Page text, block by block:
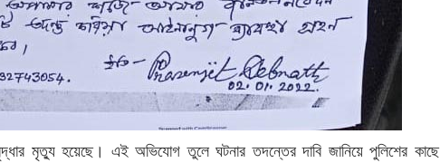
মৃত্যু হয়েছে। এই অভিযোগ তুলে ঘটনার তদন্তের দাবি জানিয়ে পুলিশের কাছে